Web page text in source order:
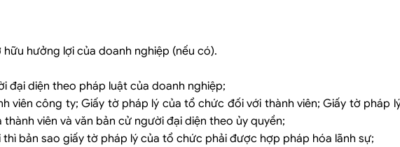
hưởng lợi của doanh nghiệp (nếu có).
đại diện theo pháp luật của doanh nghiệp;
viên công ty; Giấy tờ pháp lý của tổ chức đối với thành viên; Giấy tờ pháp
viên và văn bản cử người đại diện theo ủy quyền;
bản sao giấy tờ pháp lý của tổ chức phải được hợp pháp hóa lãnh sự;